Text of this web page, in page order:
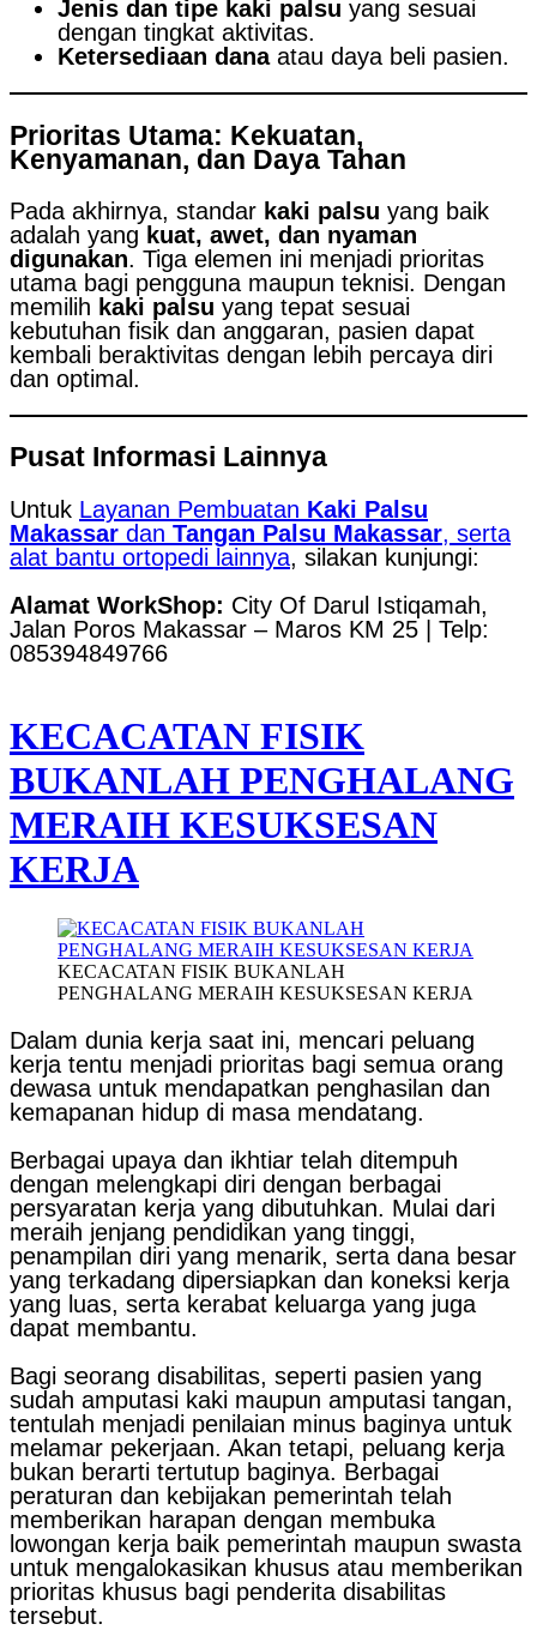
Jenis dan tipe kaki palsu yang sesuai
dengan tingkat aktivitas.
Ketersediaan danaatau daya beli pasien.
Prioritas Utama: Kekuatan,
Kenyamanan, dan Daya Tahan
Pada akhirnya, standar kaki palsu yang baik
adalah yang kuat, awet, dan nyaman
digunakan. Tiga elemen ini menjadi prioritas
utama bagi pengguna maupun teknisi. Dengan
memilih kaki palsu yang tepat sesuai
kebutuhan fisik dan anggaran, pasien dapat
kembali beraktivitas dengan lebih percaya diri
dan optimal.
Pusat Informasi Lainnya
Untuk Layanan Pembuatan Kaki Palsu
Makassar dan Tangan Palsu Makassar, serta
alat bantu ortopedi lainnya, silakan kunjungi:
Alamat WorkShop: City Of Darul Istiqamah,
Jalan Poros Makassar – Maros KM 25 | Telp:
085394849766
KECACATAN FISIK
BUKANLAH PENGHALANG
MERAIH KESUKSESAN
KERJA
KECACATAN FISIK BUKANLAH
PENGHALANG MERAIH KESUKSESAN KERJA
Dalam dunia kerja saat ini, mencari peluang
kerja tentu menjadi prioritas bagi semua orang
dewasa untuk mendapatkan penghasilan dan
kemapanan hidup di masa mendatang.
Berbagai upaya dan ikhtiar telah ditempuh
dengan melengkapi diri dengan berbagai
persyaratan kerja yang dibutuhkan. Mulai dari
meraih jenjang pendidikan yang tinggi,
penampilan diri yang menarik, serta dana besar
yang terkadang dipersiapkan dan koneksi kerja
yang luas, serta kerabat keluarga yang juga
dapat membantu.
Bagi seorang disabilitas, seperti pasien yang
sudah amputasi kaki maupun amputasi tangan,
tentulah menjadi penilaian minus baginya untuk
melamar pekerjaan. Akan tetapi, peluang kerja
bukan berarti tertutup baginya. Berbagai
peraturan dan kebijakan pemerintah telah
memberikan harapan dengan membuka
lowongan kerja baik pemerintah maupun swasta
untuk mengalokasikan khusus atau memberikan
prioritas khusus bagi penderita disabilitas
tersebut.